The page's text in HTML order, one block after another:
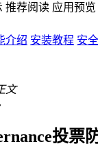
推荐阅读 应用预览
介绍 安装教程 安
文
投票